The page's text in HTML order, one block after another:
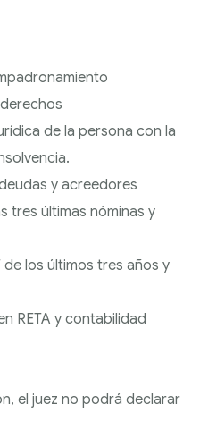
de la persona con la
y acreedores
tres últimas nóminas y
de los últimos tres años y
RETA y contabilidad
el juez no podrá declarar